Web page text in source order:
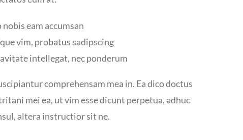
eam accumsan
vim, probatus sadipscing
intellegat, nec ponderum
comprehensam mea in. Ea dico doctus
mei ea, ut vim esse dicunt perpetua, adhuc
altera instructior sit ne.